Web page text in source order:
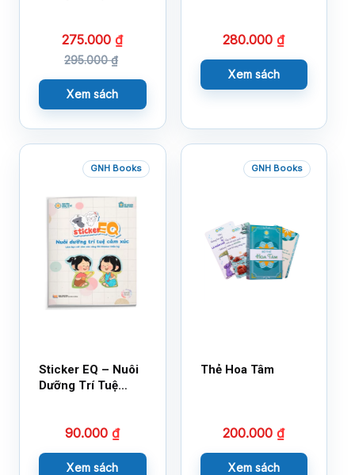
275.000₫
295.000₫
Xem sách
280.000₫
Xem sách
GNH Books
Sticker EQ – Nuôi
Dưỡng Trí Tuệ
Cùng 150 Sticker
90.000₫
Xem sách
GNH Books
Thẻ Hoa Tâm
200.000₫
Xem sách